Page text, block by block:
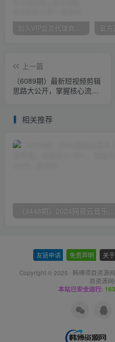
加入VIP会员代理商，享90%的推广提成，免费学习多种网上创业课程，菜鸟秒变大神！
上一篇
（6089期）最新短视频剪辑
思路大公开，掌握核心流量
相关推荐
（9448期）2024网易云音乐人挂机项目，单机日入150+，无脑月入5000+
友链申请 免责声明 关
Copyright © 2025 · 韩傅项目资源
目资源网
本站已安全运行: